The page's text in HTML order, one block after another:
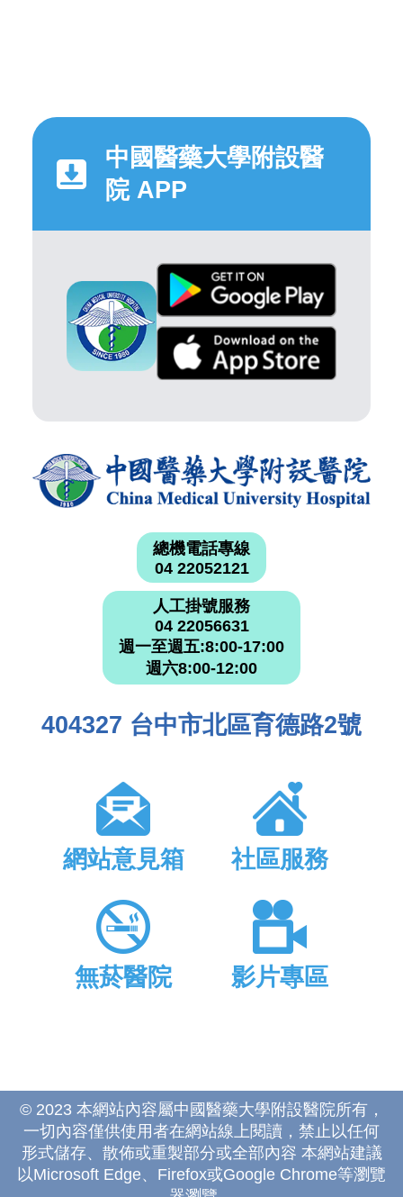
中國醫藥大學附設醫
院 APP
總機電話專線
04 22052121
人工掛號服務
04 22056631
週一至週五:8:00-17:00
週六8:00-12:00
404327 台中市北區育德路2號
網站意見箱 社區服務
無菸醫院 影片專區
© 2023 本網站內容屬中國醫藥大學附設醫院所有，
一切內容僅供使用者在網站線上閱讀，禁止以任何
形式儲存、散佈或重製部分或全部內容 本網站建議
以Microsoft Edge、Firefox或Google Chrome等瀏覽